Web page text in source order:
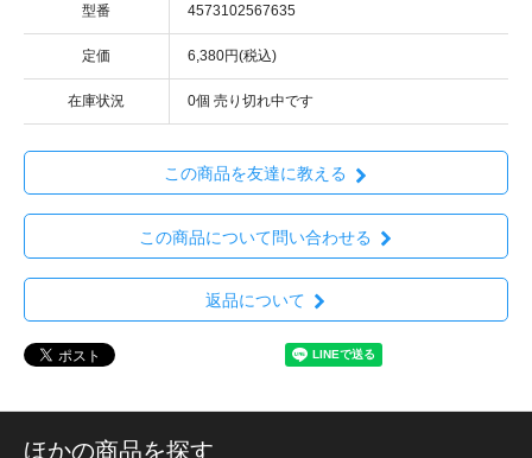
型番 4573102567635
定価 6,380円(税込)
在庫状況 0個 売り切れ中です
この商品を友達に教える
この商品について問い合わせる
返品について
ほかの商品を探す